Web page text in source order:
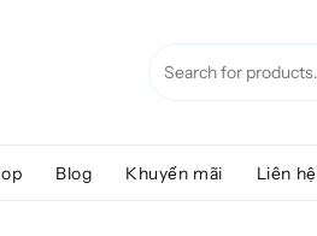
Blog Khuyến mãi Liên hệ